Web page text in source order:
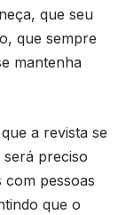
que seu
que sempre
mantenha
a revista se
preciso
pessoas
que o